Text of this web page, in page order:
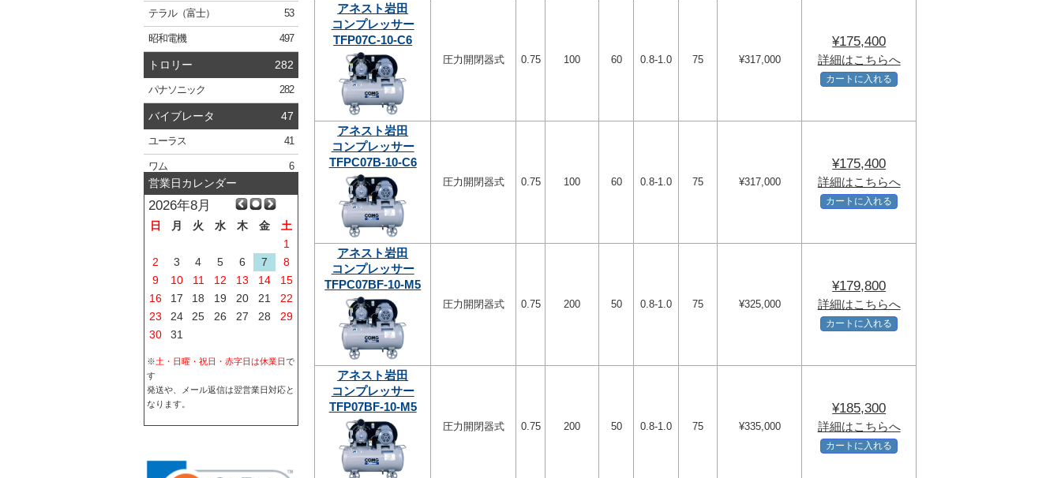
テラル（富士） 53
昭和電機 497
トロリー 282
パナソニック 282
バイブレータ 47
ユーラス 41
ワム 6
営業日カレンダー
2026年8月
日 月 火 水 木 金
土
1
2
3 4 5 6 7
8
9
10 11 12 13 14
15
16
17 18 19 20 21
22
23
24 25 26 27 28
29
30
31
※土・日曜・祝日・赤字日は休業日で
す
発送や、メール返信は翌営業日対応と
なります。
アネスト岩田
コンプレッサー
TFP07C-10-C6
圧力開閉器式 0.75 100 60 0.8-1.0 75 ¥317,000
¥175,400
詳細はこちらへ
カートに入れる
アネスト岩田
コンプレッサー
TFPC07B-10-C6
圧力開閉器式 0.75 100 60 0.8-1.0 75 ¥317,000
¥175,400
詳細はこちらへ
カートに入れる
アネスト岩田
コンプレッサー
TFPC07BF-10-M5
圧力開閉器式 0.75 200 50 0.8-1.0 75 ¥325,000
¥179,800
詳細はこちらへ
カートに入れる
アネスト岩田
コンプレッサー
TFP07BF-10-M5
圧力開閉器式 0.75 200 50 0.8-1.0 75 ¥335,000
¥185,300
詳細はこちらへ
カートに入れる